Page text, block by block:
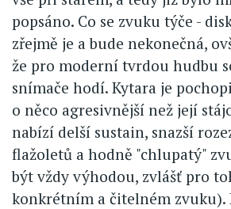
popsáno. Co se zvuku týče -
zřejmě je a bude nekonečná,
že pro moderní tvrdou hudbu
snímače hodí. Kytara je
o něco agresivnější než její
nabízí delší sustain, snazší
flažoletů a hodně "chlupatý"
být vždy výhodou, zvlášť pro
konkrétním a čitelném zvuku).